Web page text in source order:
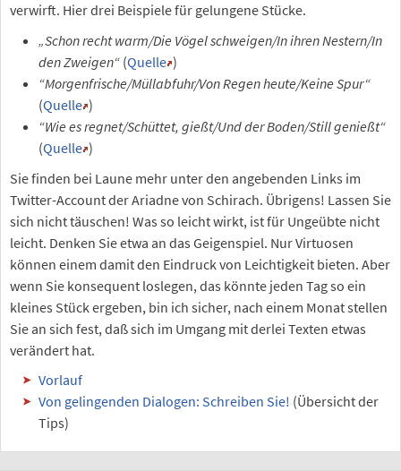
verwirft. Hier drei Beispiele für gelungene Stücke.
„Schon recht warm/Die Vögel schweigen/In ihren Nestern/In
den Zweigen“ (Quelle )
“Morgenfrische/Müllabfuhr/Von Regen heute/Keine Spur“
(Quelle )
“Wie es regnet/Schüttet, gießt/Und der Boden/Still genießt“
(Quelle )
Sie finden bei Laune mehr unter den angebenden Links im
Twitter-Account der Ariadne von Schirach. Übrigens! Lassen Sie
sich nicht täuschen! Was so leicht wirkt, ist für Ungeübte nicht
leicht. Denken Sie etwa an das Geigenspiel. Nur Virtuosen
können einem damit den Eindruck von Leichtigkeit bieten. Aber
wenn Sie konsequent loslegen, das könnte jeden Tag so ein
kleines Stück ergeben, bin ich sicher, nach einem Monat stellen
Sie an sich fest, daß sich im Umgang mit derlei Texten etwas
verändert hat.
Vorlauf
Von gelingenden Dialogen: Schreiben Sie! (Übersicht der
Tips)